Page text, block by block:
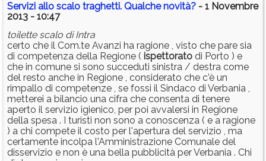
Servizi allo scalo traghetti. Qualche novità? - 1 Novembre
2013 - 10:47
toilette scalo di Intra
certo che il Com.te Avanzi ha ragione , visto che pare sia
di competenza della Regione ( ispettorato di Porto ) e
che in comune si sono succeduti sinistra / destra come
del resto anche in Regione , considerato che c'è un
rimpallo di competenze , se fossi il Sindaco di Verbania ,
metterei a bilancio una cifra che consenta di tenere
aperto il servizio igienico, per poi avvalersi in Regione
della spesa . I turisti non sono a conoscenza ( e a ragione
) a chi compete il costo per l'apertura del servizio , ma
certamente incolpa l'Amministrazione Comunale del
disservizio e non è una bella pubblicità per Verbania . Chi